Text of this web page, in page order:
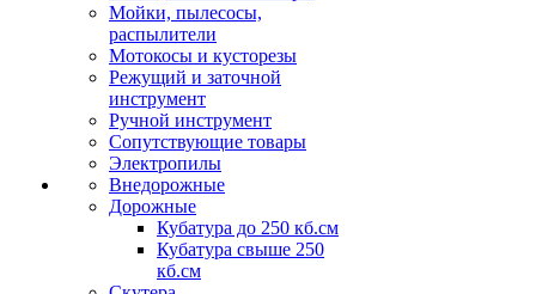
Мойки, пылесосы,
распылители
Мотокосы и кусторезы
Режущий и заточной
инструмент
Ручной инструмент
Сопутствующие товары
Электропилы
Внедорожные
Дорожные
Кубатура до 250 кб.см
Кубатура свыше 250
кб.см